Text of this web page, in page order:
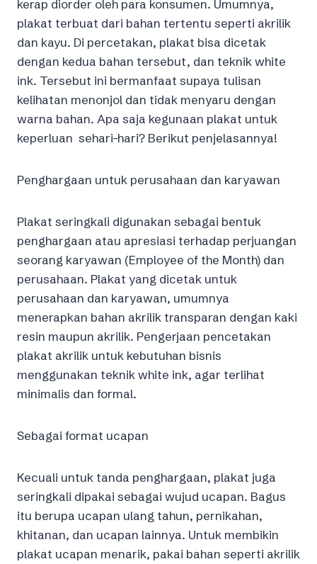
kerap diorder oleh para konsumen. Umumnya,
plakat terbuat dari bahan tertentu seperti akrilik
dan kayu. Di percetakan, plakat bisa dicetak
dengan kedua bahan tersebut, dan teknik white
ink. Tersebut ini bermanfaat supaya tulisan
kelihatan menonjol dan tidak menyaru dengan
warna bahan. Apa saja kegunaan plakat untuk
keperluan sehari-hari? Berikut penjelasannya!
Penghargaan untuk perusahaan dan karyawan
Plakat seringkali digunakan sebagai bentuk
penghargaan atau apresiasi terhadap perjuangan
seorang karyawan (Employee of the Month) dan
perusahaan. Plakat yang dicetak untuk
perusahaan dan karyawan, umumnya
menerapkan bahan akrilik transparan dengan kaki
resin maupun akrilik. Pengerjaan pencetakan
plakat akrilik untuk kebutuhan bisnis
menggunakan teknik white ink, agar terlihat
minimalis dan formal.
Sebagai format ucapan
Kecuali untuk tanda penghargaan, plakat juga
seringkali dipakai sebagai wujud ucapan. Bagus
itu berupa ucapan ulang tahun, pernikahan,
khitanan, dan ucapan lainnya. Untuk membikin
plakat ucapan menarik, pakai bahan seperti akrilik